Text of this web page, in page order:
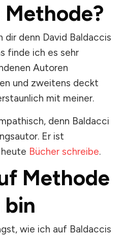
Methode?
dir denn David Baldaccis
finde ich es sehr
Autoren
und zweitens deckt
mit meiner.
denn Baldacci
Er ist
Bücher schreibe.
Methode
bin
wie ich auf Baldaccis